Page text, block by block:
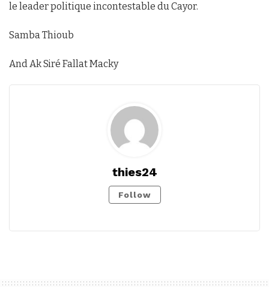
le leader politique incontestable du Cayor.
Samba Thioub
And Ak Siré Fallat Macky
thies24
Follow